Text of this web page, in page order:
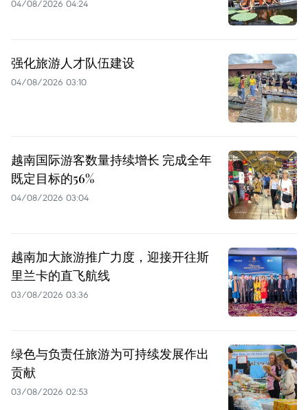
04/08/2026 04:24
强化旅游人才队伍建设
04/08/2026 03:10
越南国际游客数量持续增长 完成全年
既定目标的56%
04/08/2026 03:04
越南加大旅游推广力度，迎接开往斯
里兰卡的直飞航线
03/08/2026 03:36
绿色与负责任旅游为可持续发展作出
贡献
03/08/2026 02:53